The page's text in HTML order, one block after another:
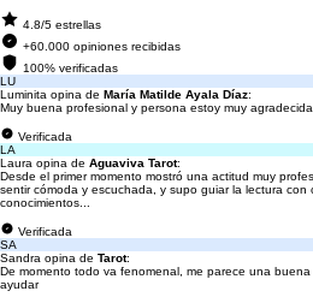
4.8/5 estrellas
+60.000 opiniones recibidas
100% verificadas
LU
Luminita opina de María Matilde Ayala Díaz:
Muy buena profesional y persona estoy muy
Verificada
LA
Laura opina de Aguaviva Tarot:
Desde el primer momento mostró una actitud muy
sentir cómoda y escuchada, y supo guiar la lectura
conocimientos...
Verificada
SA
Sandra opina de Tarot:
De momento todo va fenomenal, me parece una
ayudar